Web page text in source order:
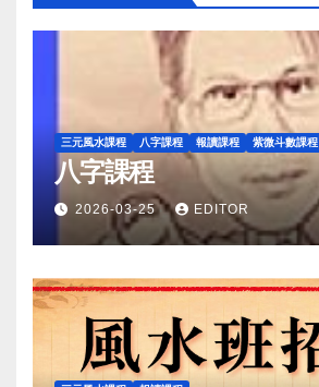
三元風水課程 八字課程 報讀課程 紫微斗數課程
八字課程
2026-03-25 EDITOR